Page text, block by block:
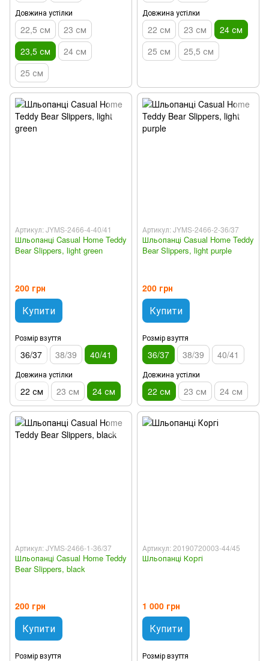
Довжина устілки
22,5 см
23 см
23,5 см
24 см
25 см
Довжина устілки
22 см 23 см
24 см
25 см
25,5 см
Артикул: JYMS-2466-4-40/41
Шльопанці Casual Home Teddy
Bear Slippers, light green
200 грн
Купити
Розмір взуття
36/37 38/39 40/41
Довжина устілки
22 см 23 см 24 см
Артикул: JYMS-2466-2-36/37
Шльопанці Casual Home Teddy
Bear Slippers, light purple
200 грн
Купити
Розмір взуття
36/37 38/39 40/41
Довжина устілки
22 см 23 см 24 см
Артикул: JYMS-2466-1-36/37
Шльопанці Casual Home Teddy
Bear Slippers, black
200 грн
Купити
Розмір взуття
Артикул: 20190720003-44/45
Шльопанці Коргі
1 000 грн
Купити
Розмір взуття